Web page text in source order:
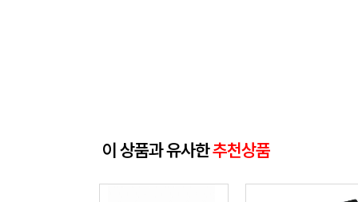
이 상품과 유사한추천상품